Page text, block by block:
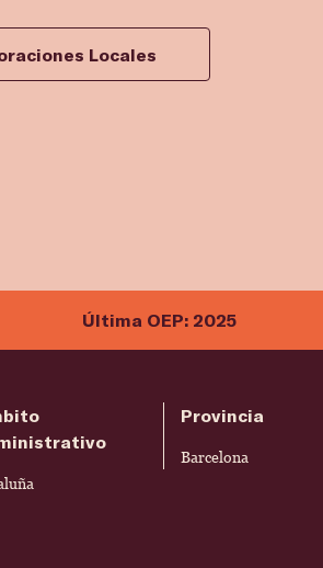
Locales
Última OEP: 2025
Provincia
Barcelona